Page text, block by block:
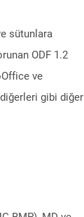
sütunlara
ODF 1.2
ve
gibi diğer